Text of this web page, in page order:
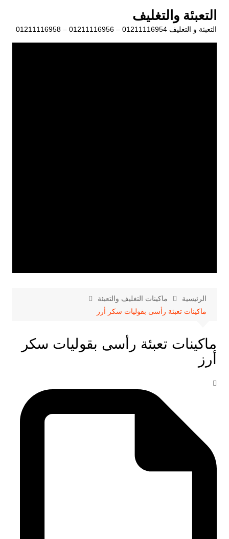
المحتوى
التعبئة والتغليف
التعبئة و التغليف 01211116954 – 01211116956 – 01211116958
الرئيسية
ماكينات التغليف والتعبئة
ماكينات تعبئة رأسى بقوليات سكر أرز
ماكينات تعبئة رأسى بقوليات سكر
أرز